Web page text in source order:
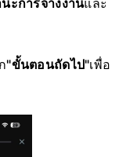
ะการจ้างงานและ
"ขั้นตอนถัดไป"เพื่อ